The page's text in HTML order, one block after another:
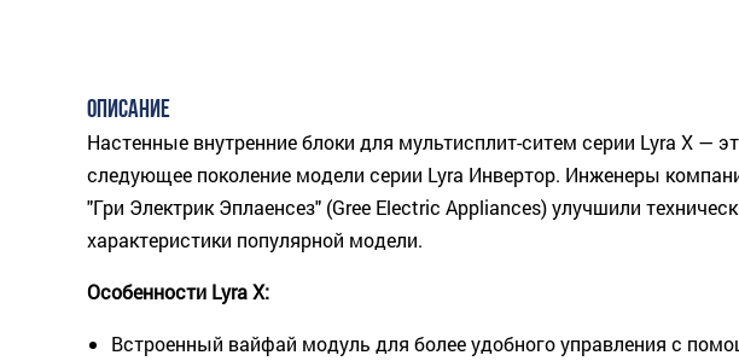
ОПИСАНИЕ
Настенные внутренние блоки для мультисплит-ситем серии Lyra X —
следующее поколение модели серии Lyra Инвертор. Инженеры
"Гри Электрик Эплаенсез" (Gree Electric Appliances) улучшили
характеристики популярной модели.
Особенности Lyra X:
Встроенный вайфай модуль для более удобного управления с